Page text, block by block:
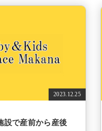
2023.12.25
設で産前から産後